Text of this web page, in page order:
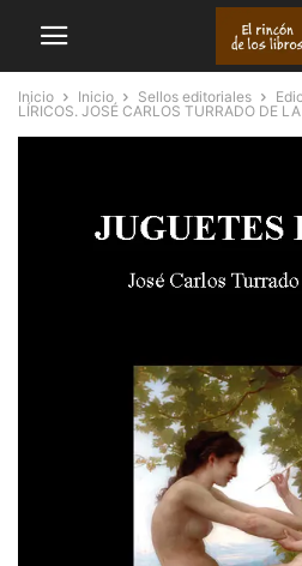
Inicio Inicio Sellos editoriales
LÍRICOS. JOSÉ CARLOS TURRADO DE